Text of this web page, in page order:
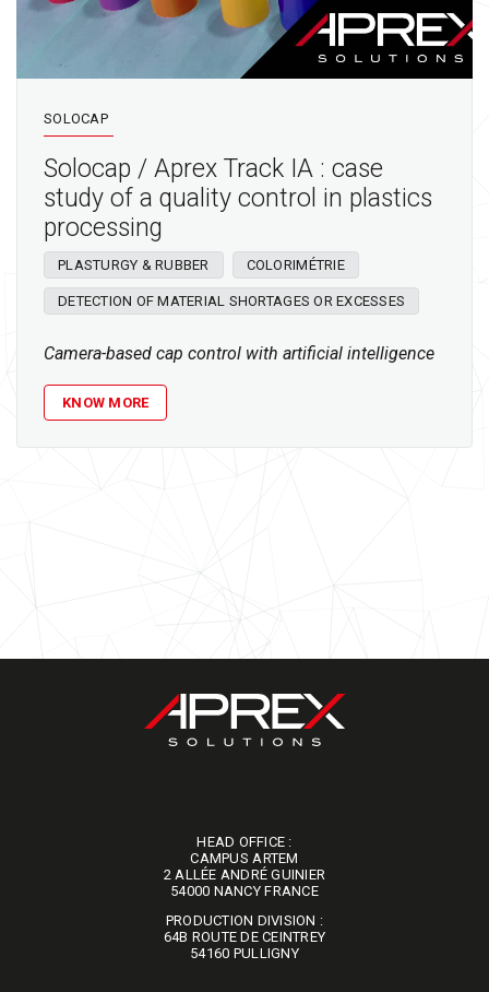
SOLOCAP
Solocap / Aprex Track IA : case
study of a quality control in plastics
processing
PLASTURGY & RUBBER COLORIMÉTRIE
DETECTION OF MATERIAL SHORTAGES OR EXCESSES
Camera-based cap control with artificial intelligence
KNOW MORE
HEAD OFFICE :
CAMPUS ARTEM
2 ALLÉE ANDRÉ GUINIER
​​​​​​​54000 NANCY FRANCE
PRODUCTION DIVISION :
64B ROUTE DE CEINTREY
​​​​​​​54160 PULLIGNY